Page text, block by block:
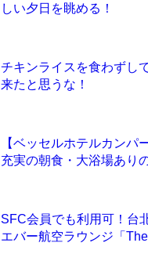
しい夕日を眺める！
チキンライスを食わずし
来たと思うな！
【ベッセルホテルカンパ
充実の朝食・大浴場あり
SFC会員でも利用可！台
エバー航空ラウンジ「The